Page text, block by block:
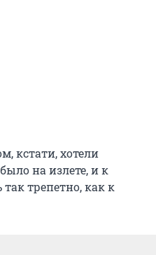
кстати, хотели
на излете, и к
трепетно, как к